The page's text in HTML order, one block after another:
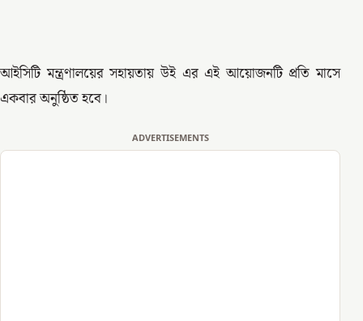
আইসিটি মন্ত্রণালয়ের সহায়তায় উই এর এই আয়োজনটি প্রতি মাসে
একবার অনুষ্ঠিত হবে।
ADVERTISEMENTS